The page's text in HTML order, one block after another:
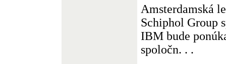
Amsterdamská
Schiphol Group
IBM bude
spoločn. . .